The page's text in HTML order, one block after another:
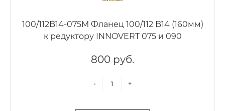
100/112B14-075M Фланец 100/112 B14 (160мм)
к редуктору INNOVERT 075 и 090
800 руб.
- +